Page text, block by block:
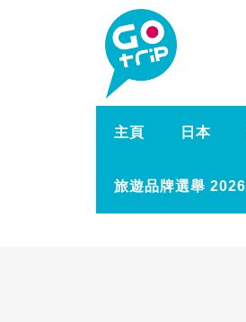
主頁 日本
旅遊品牌選舉 2026